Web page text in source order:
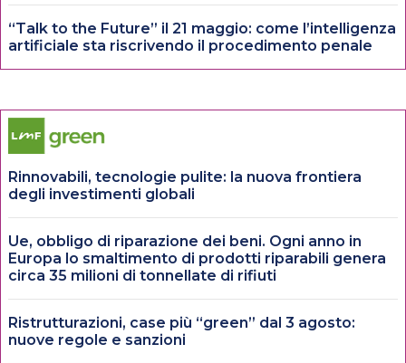
“Talk to the Future” il 21 maggio: come l’intelligenza
artificiale sta riscrivendo il procedimento penale
Rinnovabili, tecnologie pulite: la nuova frontiera
degli investimenti globali
Ue, obbligo di riparazione dei beni. Ogni anno in
Europa lo smaltimento di prodotti riparabili genera
circa 35 milioni di tonnellate di rifiuti
Ristrutturazioni, case più “green” dal 3 agosto:
nuove regole e sanzioni